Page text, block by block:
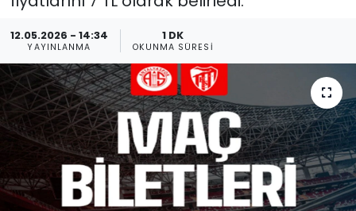
12.05.2026 - 14:34
YAYINLANMA
1 DK
OKUNMA SÜRESI
Sağlık
Spor
Teknoloji
Resmi İlanlar
Spor
Teknoloji
Yaşam
Künye
Gizlilik Sözleşmesi